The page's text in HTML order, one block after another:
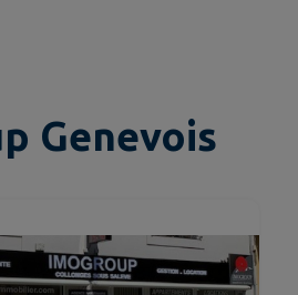
Genevois